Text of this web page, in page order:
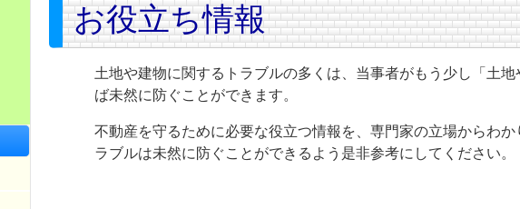
お役立ち情報
土地や建物に関するトラブルの多くは、当事者がもう少し「土
ば未然に防ぐことができます。
不動産を守るために必要な役立つ情報を、専門家の立場からわ
ラブルは未然に防ぐことができるよう是非参考にしてください。